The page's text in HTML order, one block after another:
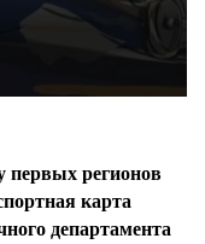
первых регионов
карта
департамента